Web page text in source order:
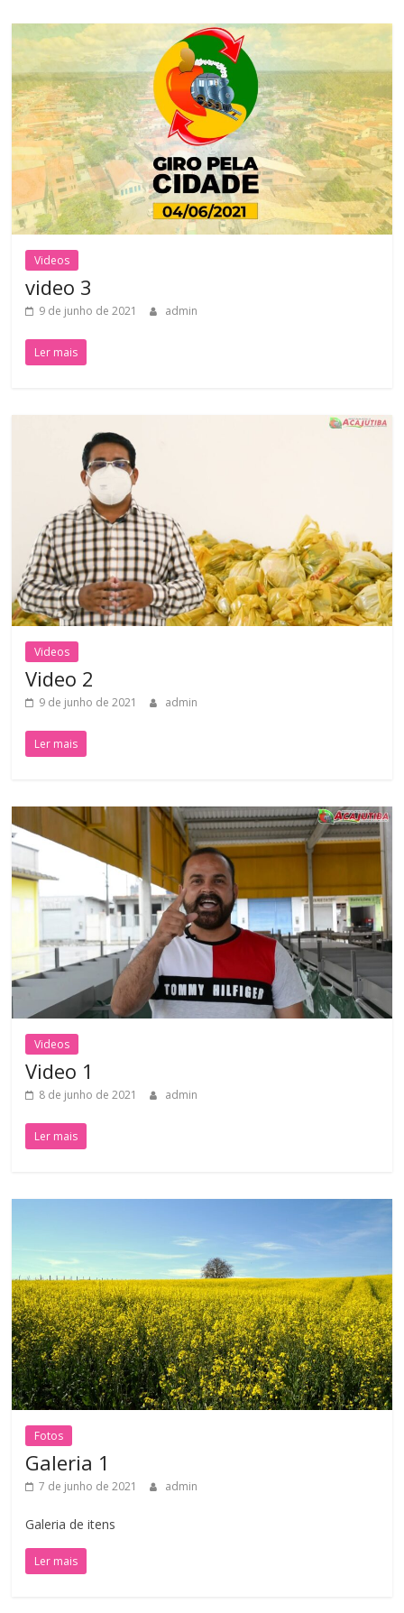
Videos
video 3
9 de junho de 2021 admin
Ler mais
Videos
Video 2
9 de junho de 2021 admin
Ler mais
Videos
Video 1
8 de junho de 2021 admin
Ler mais
Fotos
Galeria 1
7 de junho de 2021 admin
Galeria de itens
Ler mais